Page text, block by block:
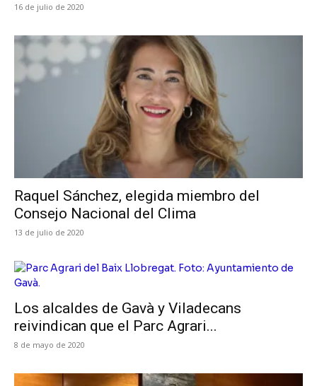
16 de julio de 2020
Raquel Sánchez, elegida miembro del
Consejo Nacional del Clima
13 de julio de 2020
Los alcaldes de Gavà y Viladecans
reivindican que el Parc Agrari...
8 de mayo de 2020